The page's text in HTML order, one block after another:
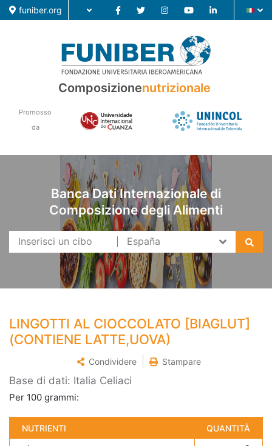
funiber.org
Composizione nutrizionale
Ricerca
Composizionenutrizionale
Promosso
da
Banca Dati Internazionale di
Composizione degli Alimenti
LINGOTTI AL CIOCCOLATO [BIAGLUT]
(CONTIENE LATTE,UOVA)
Condividere Stampare
Base di dati: Italia Celiaci
Per 100 grammi:
NUTRIENTI
QUANTITÀ